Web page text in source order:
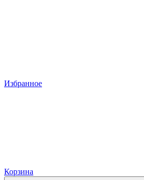
Избранное
Корзина